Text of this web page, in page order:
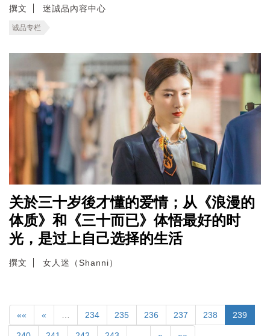
撰文 迷誠品內容中心
诚品专栏
关於三十岁後才懂的爱情；从《浪漫的
体质》和《三十而已》体悟最好的时
光，是过上自己选择的生活
撰文 女人迷（Shanni）
«« « 234 235 236 237 238 239